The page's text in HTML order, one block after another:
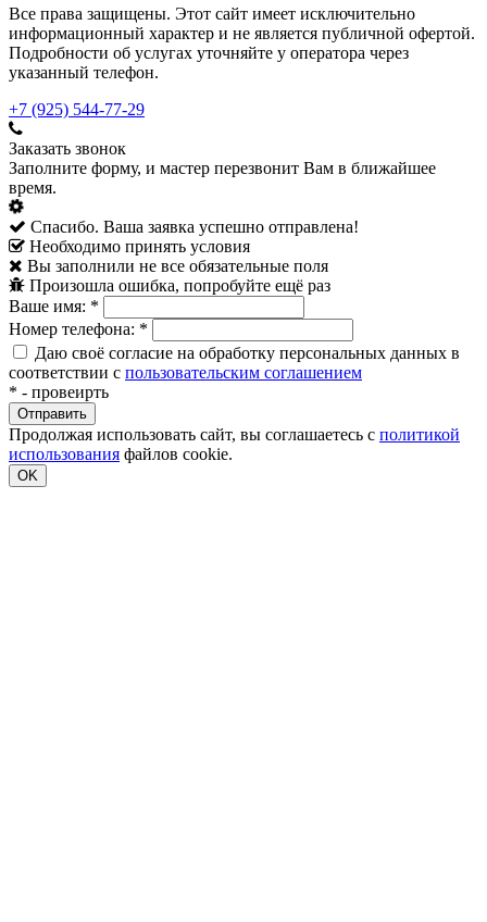
Все права защищены. Этот сайт имеет исключительно
информационный характер и не является публичной офертой.
Подробности об услугах уточняйте у оператора через
указанный телефон.
+7 (925) 544-77-29
Заказать звонок
Заполните форму, и мастер перезвонит Вам в ближайшее
время.
Спасибо. Ваша заявка успешно отправлена!
Необходимо принять условия
Вы заполнили не все обязательные поля
Произошла ошибка, попробуйте ещё раз
Ваше имя: *
Номер телефона: *
Даю своё согласие на обработку персональных данных в
соответствии с пользовательским соглашением
* - провеирть
Продолжая использовать сайт, вы соглашаетесь с политикой
использования файлов cookie.
OK